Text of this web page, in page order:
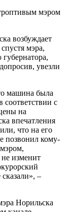
мэром
возбуждает
мэра,
увезли
машина была
соответствии с
на
впечатления
что на его
позвонил кому-
изменит
–
Норильска